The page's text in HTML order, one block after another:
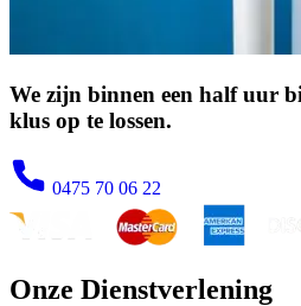
We zijn binnen een half uur
klus op te lossen.
0475 70 06 22
Onze Dienstverlening